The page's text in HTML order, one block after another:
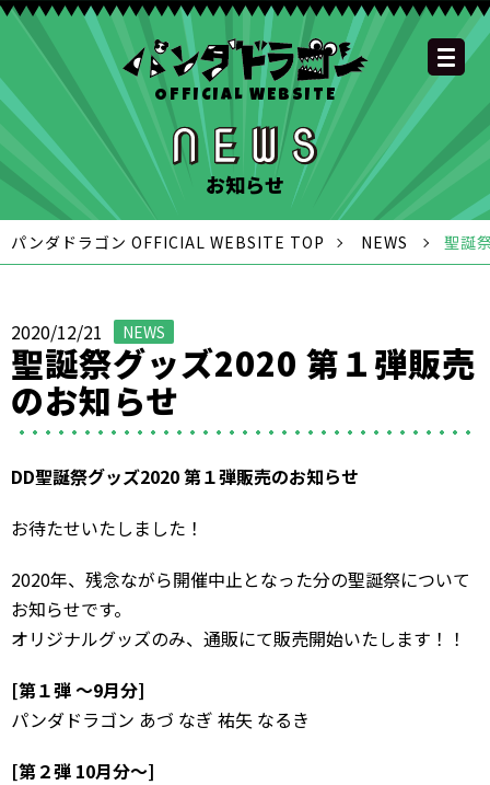
OFFICIAL WEBSITEOFFICIAL SITE TOP
NEWS MEMBER
SCHEDULE DISCOGRAPHY
GOODS
FAQ CONTACT
YOUTUBE
CHANNEL
INSTAGRAM
OFFICIAL
TWITTER
OFFICIAL LINE
ACCOUNT
OFFICIAL
TIKTOK
お知らせ
パンダドラゴン OFFICIAL WEBSITE TOP NEWS 聖誕
2020/12/21 NEWS
聖誕祭グッズ2020 第１弾販売
のお知らせ
DD聖誕祭グッズ2020 第１弾販売のお知らせ
お待たせいたしました！
2020年、残念ながら開催中止となった分の聖誕祭について
お知らせです。
オリジナルグッズのみ、通販にて販売開始いたします！！
[第１弾 ～9月分]
パンダドラゴン あづ なぎ 祐矢 なるき
[第２弾 10月分～]